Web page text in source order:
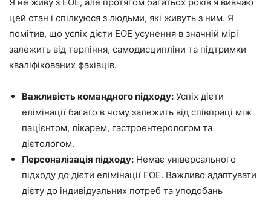
цей стан і спілкуюся з людьми, які живуть з ним. Я
помітив, що успіх дієти EOE усунення в значній мірі
залежить від терпіння, самодисципліни та підтримки
кваліфікованих фахівців.
Важливість командного підходу: Успіх дієти
елімінації багато в чому залежить від співпраці між
пацієнтом, лікарем, гастроентерологом та
дієтологом.
Персоналізація підходу: Немає універсального
підходу до дієти елімінації EOE. Важливо адаптувати
дієту до індивідуальних потреб та уподобань